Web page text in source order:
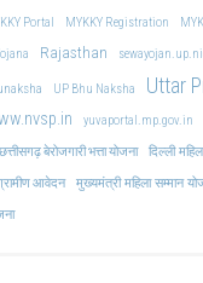
Portal MYKKY Registration
Rajasthan
UP Bhu Naksha Uttar
yuvaportal.mp.gov.in
छत्तीसगढ़ बेरोजगारी भत्ता योजना दिल्ली
आवेदन मुख्यमंत्री महिला सम्मान